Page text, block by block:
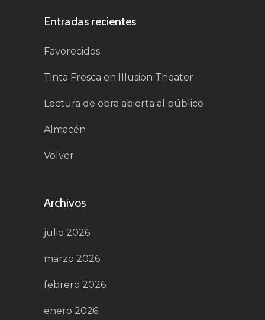
Entradas recientes
Favorecidos
Tinta Fresca en Illusion Theater
Lectura de obra abierta al público
Almacén
Volver
Archivos
julio 2026
marzo 2026
febrero 2026
enero 2026